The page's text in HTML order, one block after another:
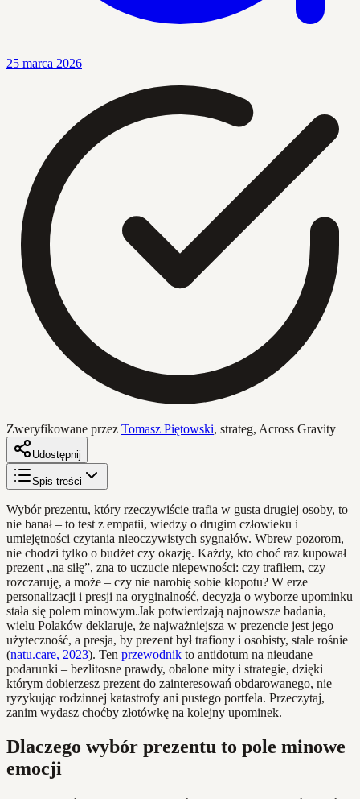
25 marca 2026
Zweryfikowane przez Tomasz Piętowski, strateg, Across Gravity
Udostępnij
Spis treści
Wybór prezentu, który rzeczywiście trafia w gusta drugiej osoby, to
nie banał – to test z empatii, wiedzy o drugim człowieku i
umiejętności czytania nieoczywistych sygnałów. Wbrew pozorom,
nie chodzi tylko o budżet czy okazję. Każdy, kto choć raz kupował
prezent „na siłę”, zna to uczucie niepewności: czy trafiłem, czy
rozczaruję, a może – czy nie narobię sobie kłopotu? W erze
personalizacji i presji na oryginalność, decyzja o wyborze upominku
stała się polem minowym.Jak potwierdzają najnowsze badania,
wielu Polaków deklaruje, że najważniejsza w prezencie jest jego
użyteczność, a presja, by prezent był trafiony i osobisty, stale rośnie
(natu.care, 2023). Ten przewodnik to antidotum na nieudane
podarunki – bezlitosne prawdy, obalone mity i strategie, dzięki
którym dobierzesz prezent do zainteresowań obdarowanego, nie
ryzykując rodzinnej katastrofy ani pustego portfela. Przeczytaj,
zanim wydasz choćby złotówkę na kolejny upominek.
Dlaczego wybór prezentu to pole minowe
emocji